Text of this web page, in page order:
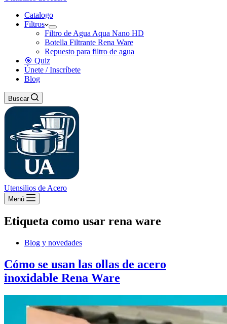
Catalogo
Filtros
Filtro de Agua Aqua Nano HD
Botella Filtrante Rena Ware
Repuesto para filtro de agua
🎯 Quiz
Únete / Inscríbete
Blog
Buscar
Utensilios de Acero
Menú
Etiqueta como usar rena ware
Blog y novedades
Cómo se usan las ollas de acero
inoxidable Rena Ware